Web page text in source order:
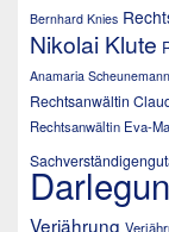
Bernhard Knies
Nikolai Klute
Anamaria Scheunemann
Rechtsanwältin
Rechtsanwältin Eva-
Verjährung